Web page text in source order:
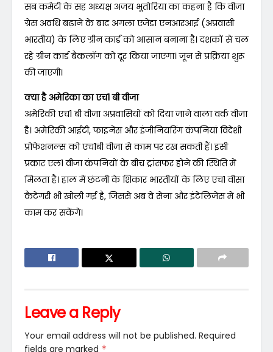
सब कमेटी के सह अध्यक्ष अजय भूतोरिया का कहना है कि वीजा
ग्रेस अवधि बढ़ाने के बाद अगला एजेंडा एनआरआई (अप्रवासी
भारतीय) के लिए ग्रीन कार्ड को आसान बनाना है। दशकों से चल
रहे ग्रीन कार्ड बैकलॉग को दूर किया जाएगा। जून से प्रक्रिया शुरू
की जाएगी।
क्या है अमेरिका का एच1 बी वीजा
अमेरिकी एच1 बी वीजा अप्रवासियों को दिया जाने वाला वर्क वीजा
है। अमेरिकी आईटी, फाइनेंस और इंजीनियरिंग कंपनियां विदेशी
प्रोफेशनल्स को एच1बी वीजा से काम पर रख सकती हैं। इसी
प्रकार एल1 वीजा कंपनियों के बीच ट्रांसफर होने की स्थिति में
मिलता है। हाल में छंटनी के शिकार भारतीयों के लिए एच1 वीसा
कैटेगरी भी खोली गई है, जिससे अब वे सेना और इंटेलिजेंस में भी
काम कर सकेंगे।
Leave a Reply
Your email address will not be published. Required
fields are marked *